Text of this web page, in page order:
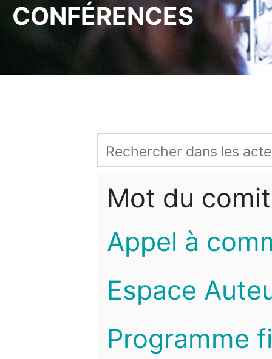
CONFÉRENCES
Mot du
Appel à
Espace
Programme